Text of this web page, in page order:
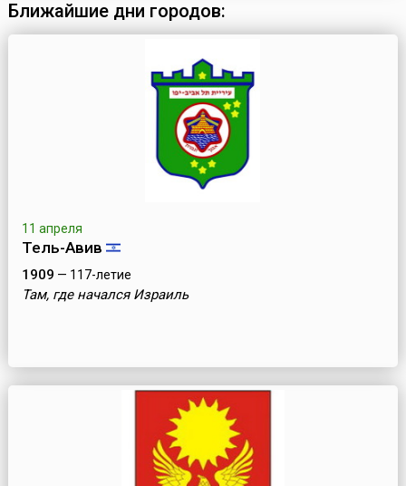
– от наименования племени венетов, которые проживали
здесь в древние времена. В 3 веке до нашей эры Венетию зав...
Ближайшие дни городов:
11 апреля
Тель-Авив
1909 — 117-летие
Там, где начался Израиль